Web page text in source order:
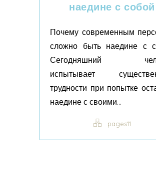
наедине с собой
Почему современным
сложно быть наедине с
Сегодняшний
испытывает
трудности при попытке
наедине с своими...
pages11